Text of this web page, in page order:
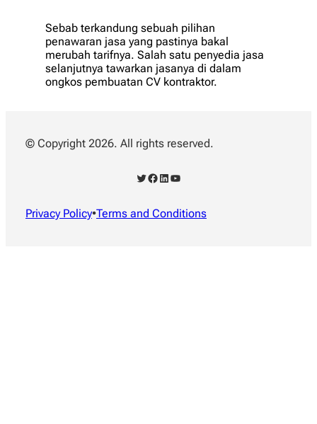
Sebab terkandung sebuah pilihan
penawaran jasa yang pastinya bakal
merubah tarifnya. Salah satu penyedia jasa
selanjutnya tawarkan jasanya di dalam
ongkos pembuatan CV kontraktor.
© Copyright 2026. All rights reserved.
Twitter Facebook LinkedIn YouTube
Privacy Policy•Terms and Conditions